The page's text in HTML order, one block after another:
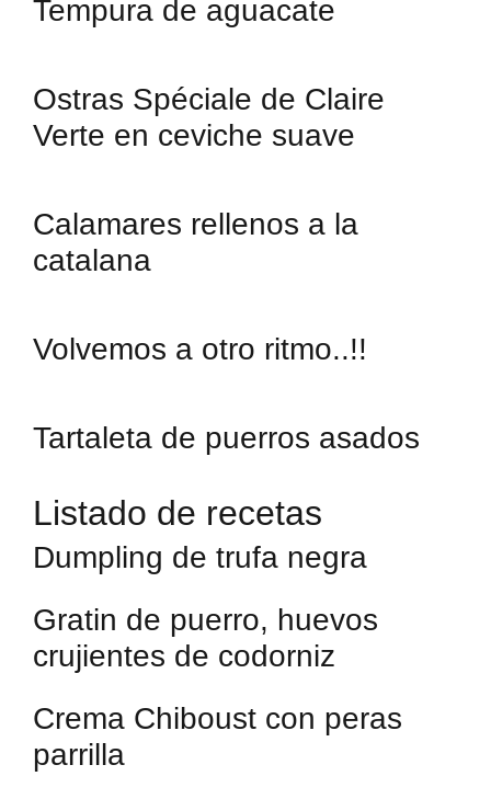
Tempura de aguacate
Ostras Spéciale de Claire
Verte en ceviche suave
Calamares rellenos a la
catalana
Volvemos a otro ritmo..!!
Tartaleta de puerros asados
Listado de recetas
Dumpling de trufa negra
Gratin de puerro, huevos
crujientes de codorniz
Crema Chiboust con peras
parrilla